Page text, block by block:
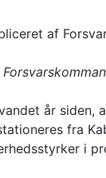
af
år siden,
fra
i